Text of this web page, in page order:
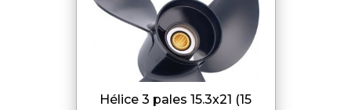
hélice 3 pales 15.3x21 (15